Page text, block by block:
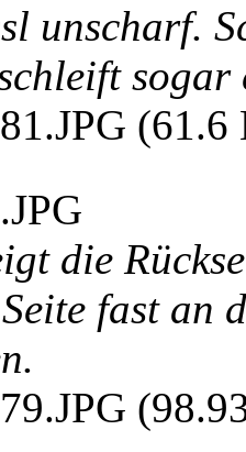
unscharf.
sogar
die
fast an